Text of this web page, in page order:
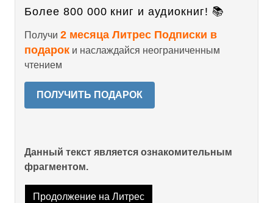
Более 800 000 книг и аудиокниг! 📚
Получи 2 месяца Литрес Подписки в
подарок и наслаждайся неограниченным
чтением
ПОЛУЧИТЬ ПОДАРОК
Данный текст является ознакомительным
фрагментом.
Продолжение на Литрес